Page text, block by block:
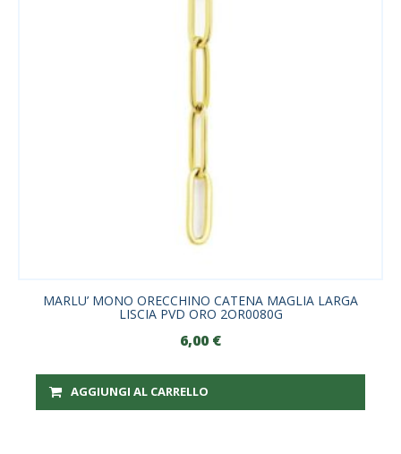
MARLU’ MONO ORECCHINO CATENA MAGLIA LARGA
LISCIA PVD ORO 2OR0080G
6,00 €
AGGIUNGI AL CARRELLO